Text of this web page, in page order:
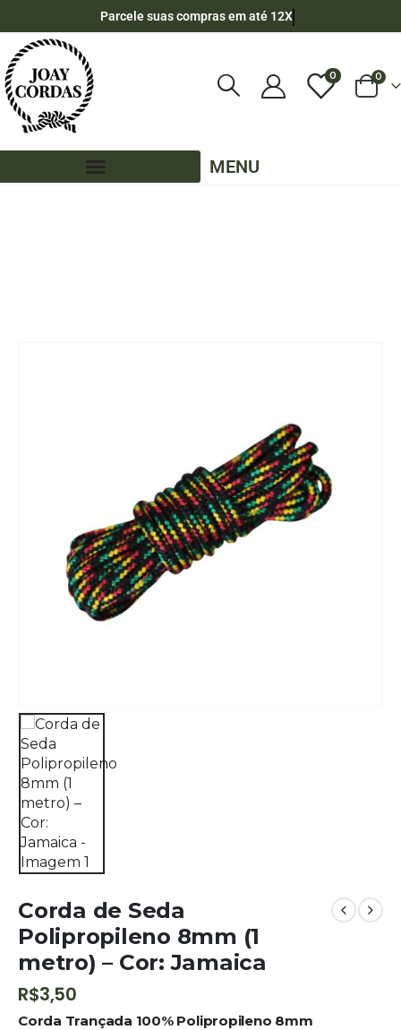
Parcele suas compras em até 12X
0 0
MENU
Corda de Seda
Polipropileno 8mm (1
metro) – Cor: Jamaica
R$3,50
Corda Trançada 100% Polipropileno 8mm